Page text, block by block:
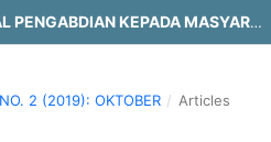
J-ABDIPAMAS (JURNAL PENGABDIAN KEPADA MASYARAKAT)
2 (2019): OKTOBER / Articles